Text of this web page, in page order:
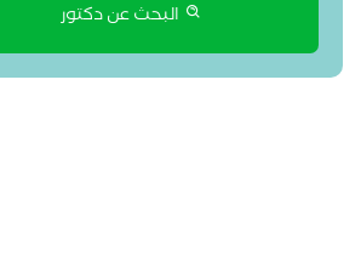
البحث عن دكتور